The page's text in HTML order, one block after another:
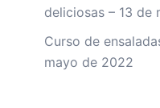
deliciosas – 13 de
Curso de
mayo de 2022